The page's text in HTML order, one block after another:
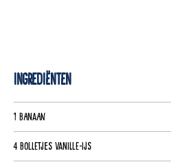
Ingrediënten
1 banaan
4 bolletjes vanille-ijs